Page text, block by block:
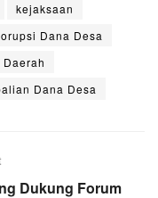
kejaksaan
Dana Desa
Dana Desa
Dukung Forum